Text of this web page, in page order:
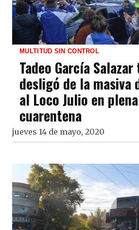
MULTITUD SIN CONTROL
Tadeo García
desligó de la masiva
al Loco Julio en plena
cuarentena
jueves 14 de mayo, 2020